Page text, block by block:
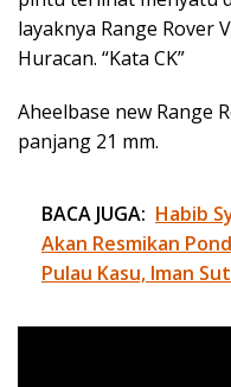
layaknya Range Rover
Huracan. “Kata CK”
Aheelbase new Range
panjang 21 mm.
BACA JUGA: Habib
Akan Resmikan
Pulau Kasu, Iman